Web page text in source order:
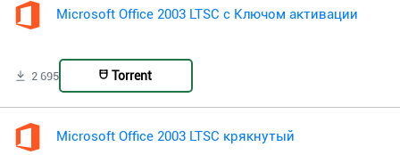
Microsoft Office 2003 LTSC с Ключом активации
2 695 Torrent
Microsoft Office 2003 LTSC крякнутый